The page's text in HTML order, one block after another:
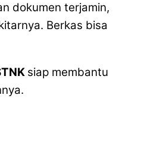
dokumen terjamin,
Berkas bisa
siap membantu